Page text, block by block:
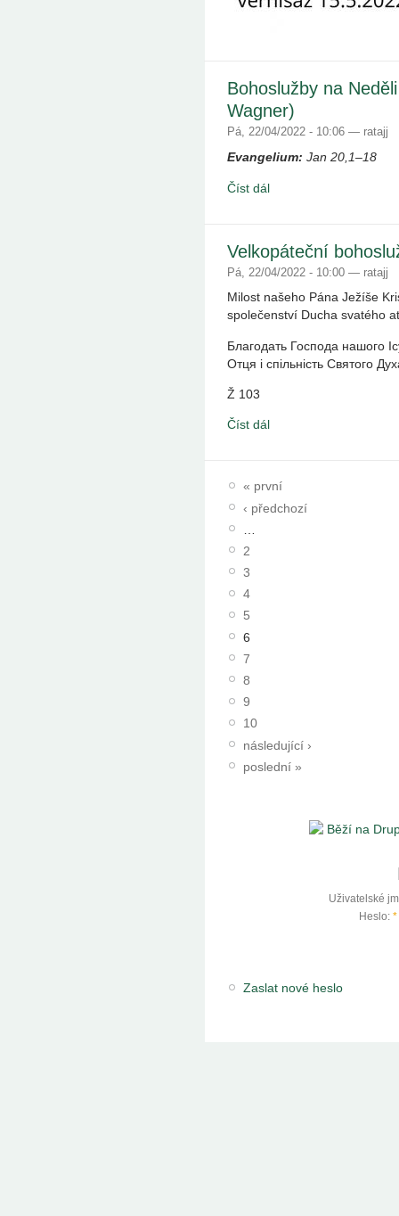
Bohoslužby na
Wagner)
Pá, 22/04/2022 - 10:06 — ratajj
Evangelium: Jan 20,1–18
Číst dál
Velkopáteční
Pá, 22/04/2022 - 10:00 — ratajj
Milost našeho Pána Ježíše
společenství Ducha svatého
Благодать Господа нашого
Отця і спільність Святого
Ž 103
Číst dál
« první
‹ předchozí
2
3
4
5
6
7
8
9
10
následující ›
poslední »
Uživatelské
Heslo: *
Zaslat nové heslo